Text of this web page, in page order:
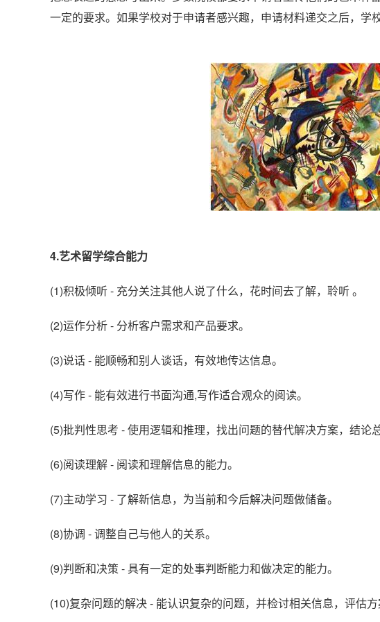
一定的要求。如果学校对于申请者感兴趣，申请材料递交之后，
4.艺术留学综合能力
(1)积极倾听 - 充分关注其他人说了什么，花时间去了解，聆听 。
(2)运作分析 - 分析客户需求和产品要求。
(3)说话 - 能顺畅和别人谈话，有效地传达信息。
(4)写作 - 能有效进行书面沟通,写作适合观众的阅读。
(5)批判性思考 - 使用逻辑和推理，找出问题的替代解决方案，结论
(6)阅读理解 - 阅读和理解信息的能力。
(7)主动学习 - 了解新信息，为当前和今后解决问题做储备。
(8)协调 - 调整自己与他人的关系。
(9)判断和决策 - 具有一定的处事判断能力和做决定的能力。
(10)复杂问题的解决 - 能认识复杂的问题，并检讨相关信息，评估方